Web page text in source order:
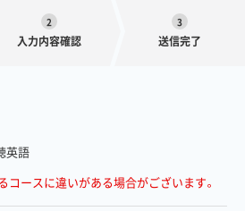
2
入力内容確認
3
送信完了
英語
コースに違いがある場合がございます。